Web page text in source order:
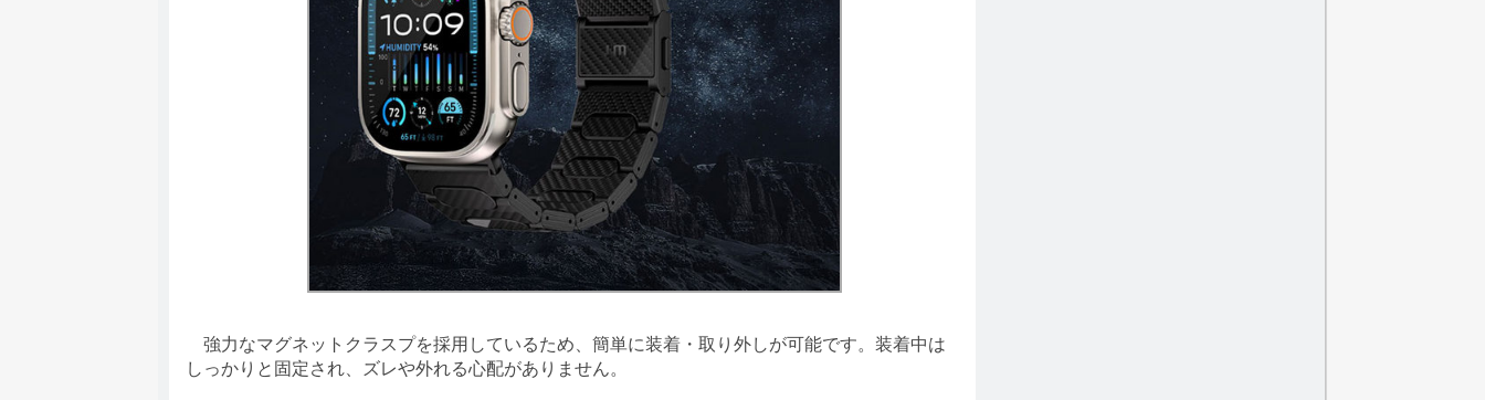
強力なマグネットクラスプを採用しているため、簡単に装着・取り外しが可能です。装着中は
しっかりと固定され、ズレや外れる心配がありません。